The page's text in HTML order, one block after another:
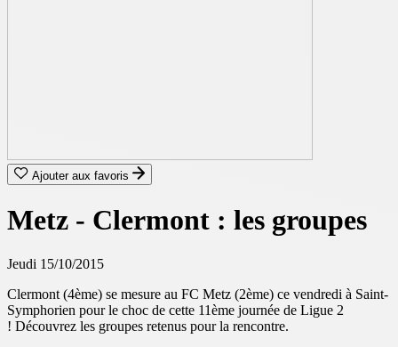
Ajouter aux favoris
Metz - Clermont : les groupes
Jeudi 15/10/2015
Clermont (4ème) se mesure au FC Metz (2ème) ce vendredi à Saint-
Symphorien pour le choc de cette 11ème journée de Ligue 2
! Découvrez les groupes retenus pour la rencontre.